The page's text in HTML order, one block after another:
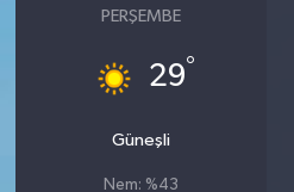
PERŞEMBE
29°
Güneşli
Nem: %43